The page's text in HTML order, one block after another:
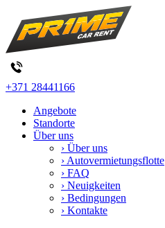
+371 28441166
Angebote
Standorte
Über uns
› Über uns
› Autovermietungsflotte
› FAQ
› Neuigkeiten
› Bedingungen
› Kontakte